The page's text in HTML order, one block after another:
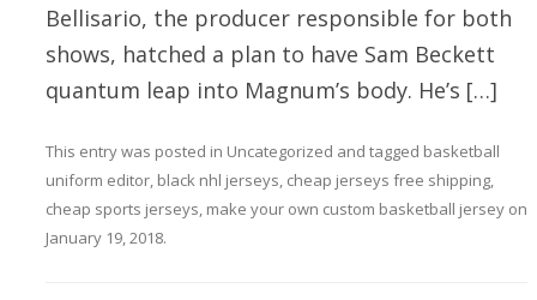
Bellisario, the producer responsible for both
shows, hatched a plan to have Sam Beckett
quantum leap into Magnum’s body. He’s […]
This entry was posted in Uncategorized and tagged basketball
uniform editor, black nhl jerseys, cheap jerseys free shipping,
cheap sports jerseys, make your own custom basketball jersey on
January 19, 2018.